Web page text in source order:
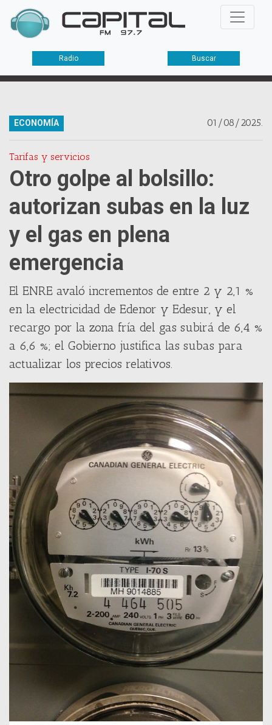
Radio Buscar
01/08/2025.
ECONOMÍA
Tarifas y servicios
Otro golpe al bolsillo:
autorizan subas en la luz
y el gas en plena
emergencia
El ENRE avaló incrementos de entre 2 y 2,1 %
en la electricidad de Edenor y Edesur, y el
recargo por la zona fría del gas subirá de 6,4 %
a 6,6 %; el Gobierno justifica las subas para
actualizar los precios relativos.